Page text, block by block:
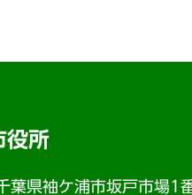
役所
葉県袖ケ浦市坂戸市場1